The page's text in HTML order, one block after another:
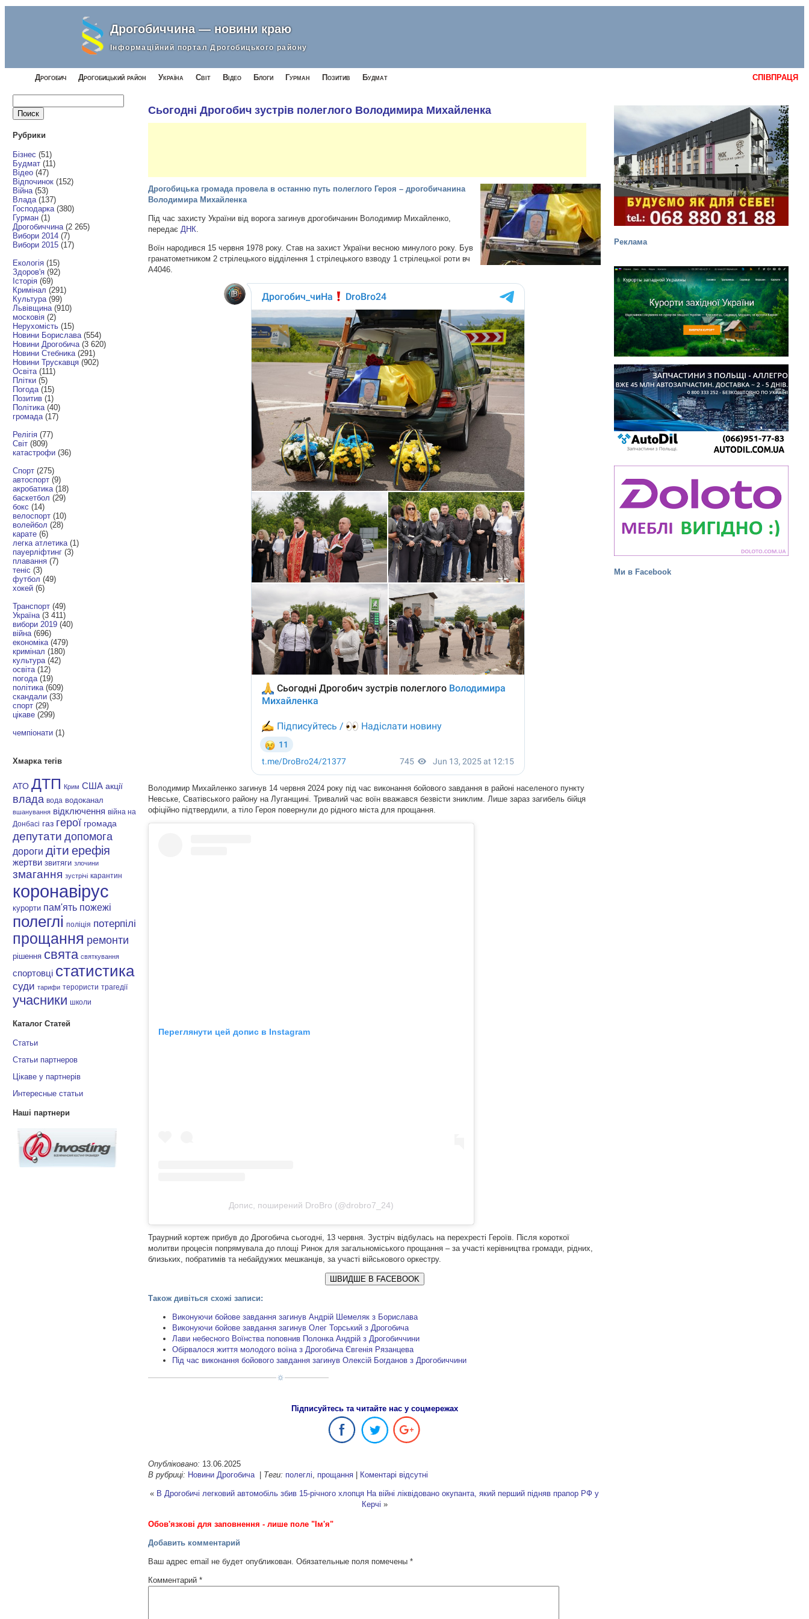
Дрогобиччина — новини краю
Інформаційний портал Дрогобицького району
Дрогобич Дрогобицький район Україна Світ Відео Блоги Гурман СПІВПРАЦЯ
Позитив Будмат
Реклама
Ми в Facebook
Рубрики
Бізнес (51)
Будмат (11)
Відео (47)
Відпочинок (152)
Війна (53)
Влада (137)
Господарка (380)
Гурман (1)
Дрогобиччина (2 265)
Вибори 2014 (7)
Вибори 2015 (17)
Екологія (15)
Здоров'я (92)
Історія (69)
Кримінал (291)
Культура (99)
Львівщина (910)
московія (2)
Нерухомість (15)
Новини Борислава (554)
Новини Дрогобича (3 620)
Новини Стебника (291)
Новини Трускавця (902)
Освіта (111)
Плітки (5)
Погода (15)
Позитив (1)
Політика (40)
громада (17)
Релігія (77)
Світ (809)
катастрофи (36)
Спорт (275)
автоспорт (9)
акробатика (18)
баскетбол (29)
бокс (14)
велоспорт (10)
волейбол (28)
карате (6)
легка атлетика (1)
пауерліфтинг (3)
плавання (7)
теніс (3)
футбол (49)
хокей (6)
Транспорт (49)
Україна (3 411)
вибори 2019 (40)
війна (696)
економіка (479)
кримінал (180)
культура (42)
освіта (12)
погода (19)
політика (609)
скандали (33)
спорт (29)
цікаве (299)
чемпіонати (1)
Хмарка тегів
АТО ДТП Крим США акції
влада вода водоканал
вшанування відключення війна на
Донбасі газ герої громада
депутати допомога
дороги діти ерефія
жертви звитяги злочини
змагання зустрічі карантин
коронавірус
курорти пам'ять пожежі
полеглі поліція потерпілі
прощання ремонти
рішення свята святкування
спортовці статистика
суди тарифи терористи трагедії
учасники школи
Каталог Статей
Статьи
Статьи партнеров
Цікаве у партнерів
Интересные статьи
Наші партнери
Сьогодні Дрогобич зустрів полеглого Володимира Михайленка
Дрогобицька громада провела в останню путь полеглого Героя – дрогобичанина
Володимира Михайленка
Під час захисту України від ворога загинув дрогобичанин Володимир Михайленко,
передаєДНК.
Воїн народився 15 червня 1978 року. Став на захист України весною минулого року. Був
гранатометником 2 стрілецького відділення 1 стрілецького взводу 1 стрілецької роти вч
А4046.
Володимир Михайленко загинув 14 червня 2024 року під час виконання бойового завдання в районі населеного пункту
Невське, Сватівського району на Луганщині. Тривалий час воїн вважався безвісти зниклим. Лише зараз загибель бійця
офіційно підтвердили, а тіло Героя повернули до рідного міста для прощання.
Переглянути цей допис в Instagram
Допис, поширений DroBro (@drobro7_24)
Траурний кортеж прибув до Дрогобича сьогодні, 13 червня. Зустріч відбулась на перехресті Героїв. Після короткої
молитви процесія попрямувала до площі Ринок для загальноміського прощання – за участі керівництва громади, рідних,
близьких, побратимів та небайдужих мешканців, за участі військового оркестру.
ШВИДШЕ В FACEBOOK
Також дивіться схожі записи:
Виконуючи бойове завдання загинув Андрій Шемеляк з Борислава
Виконуючи бойове завдання загинув Олег Торський з Дрогобича
Лави небесного Воїнства поповнив Полонка Андрій з Дрогобиччини
Обірвалося життя молодого воїна з Дрогобича Євгенія Рязанцева
Під час виконання бойового завдання загинув Олексій Богданов з Дрогобиччини
Підписуйтесь та читайте нас у соцмережах
Опубліковано: 13.06.2025
В рубриці: Новини Дрогобича | Теги: полеглі прощання | Коментарі відсутні
« В Дрогобичі легковий автомобіль збив 15-річного хлопця На війні ліквідовано окупанта, який перший підняв прапор РФ у
Керчі »
Обов'язкові для заповнення - лише поле "Ім'я"
Добавить комментарий
Ваш адрес email не будет опубликован. Обязательные поля помечены*
Комментарий*